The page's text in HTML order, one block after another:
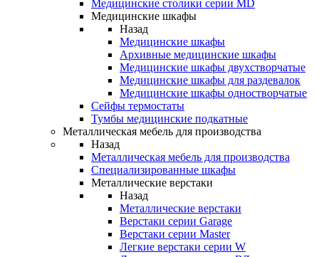
Медицинские столики серии MD
Медицинские шкафы
Назад
Медицинские шкафы
Архивные медицинские шкафы
Медицинские шкафы двухстворчатые
Медицинские шкафы для раздевалок
Медицинские шкафы одностворчатые
Сейфы термостаты
Тумбы медицинские подкатные
Металлическая мебель для производства
Назад
Металлическая мебель для производства
Cпециализированные шкафы
Металлические верстаки
Назад
Металлические верстаки
Верстаки серии Garage
Верстаки серии Master
Легкие верстаки серии W